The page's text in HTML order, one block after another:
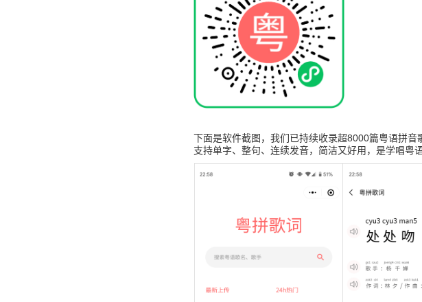
下面是软件截图，我们已持续收录超8000篇粤语拼音
支持单字、整句、连续发音，简洁又好用，是学唱粤